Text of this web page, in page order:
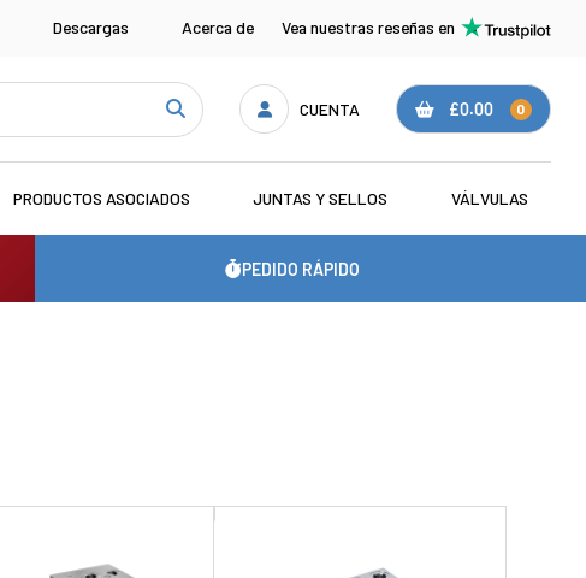
Descargas Acerca de Vea nuestras reseñas en
CUENTA £0.00 0
PRODUCTOS ASOCIADOS JUNTAS Y SELLOS VÁLVULAS
PEDIDO RÁPIDO